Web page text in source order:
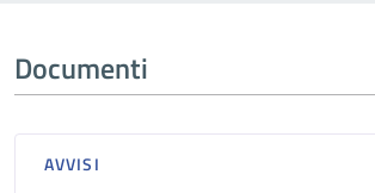
Documenti
AVVISI